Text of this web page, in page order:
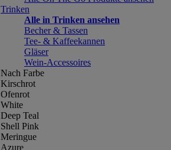
Trinken
Alle in Trinken ansehen
Becher & Tassen
Tee- & Kaffeekannen
Gläser
Wein-Accessoires
Nach Farbe
Kirschrot
Ofenrot
White
Deep Teal
Shell Pink
Meringue
Azure